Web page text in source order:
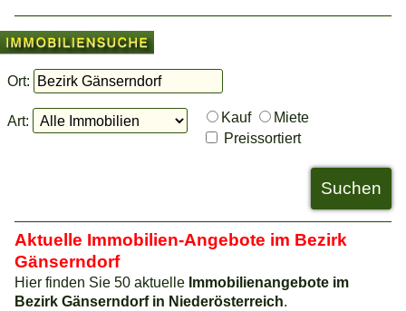
Ort:
Art: Kauf
Miete
Preissortiert
Aktuelle Immobilien-Angebote im Bezirk
Gänserndorf
Hier finden Sie 50 aktuelle Immobilienangebote im
Bezirk Gänserndorf in Niederösterreich.